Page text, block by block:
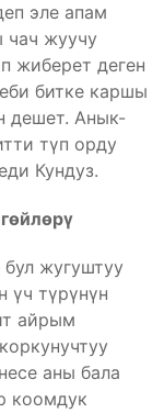
эле апам
чач жуучу
жиберет деген
битке каршы
дешет. Анык-
түп орду
Кундуз.
жугуштуу
үч түрүнүн
айрым
аны бала
коомдук